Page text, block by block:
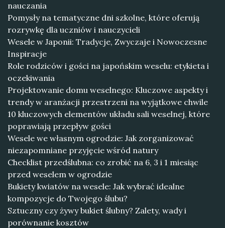
nauczania
Pomysły na tematyczne dni szkolne, które oferują
rozrywkę dla uczniów i nauczycieli
Wesele w Japonii: Tradycje, Zwyczaje i Nowoczesne
Inspiracje
Role rodziców i gości na japońskim weselu: etykieta i
oczekiwania
Projektowanie domu weselnego: Kluczowe aspekty i
trendy w aranżacji przestrzeni na wyjątkowe chwile
10 kluczowych elementów układu sali weselnej, które
poprawiają przepływ gości
Wesele we własnym ogrodzie: Jak zorganizować
niezapomniane przyjęcie wśród natury
Checklist przedślubna: co zrobić na 6, 3 i 1 miesiąc
przed weselem w ogrodzie
Bukiety kwiatów na wesele: Jak wybrać idealne
kompozycje do Twojego ślubu?
Sztuczny czy żywy bukiet ślubny? Zalety, wady i
porównanie kosztów